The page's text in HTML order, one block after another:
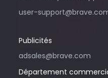
user-
Publicités
adsales@brave.com
des publicités auprès
toute demande
Département